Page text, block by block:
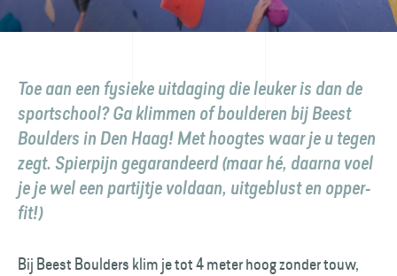
Toe aan een fysieke uitdaging die leuker is dan de
sportschool? Ga klimmen of boulderen bij Beest
Boulders in Den Haag! Met hoogtes waar je u tegen
zegt. Spierpijn gegarandeerd (maar hé, daarna voel
je je wel een partijtje voldaan, uitgeblust en opper-
fit!)
Bij Beest Boulders klim je tot 4 meter hoog zonder touw,